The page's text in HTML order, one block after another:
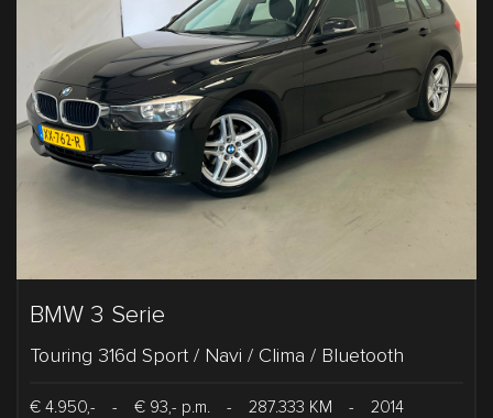
BMW 3 Serie
Touring 316d Sport / Navi / Clima / Bluetooth
€ 4.950,- - € 93,- p.m. - 287.333 KM - 2014